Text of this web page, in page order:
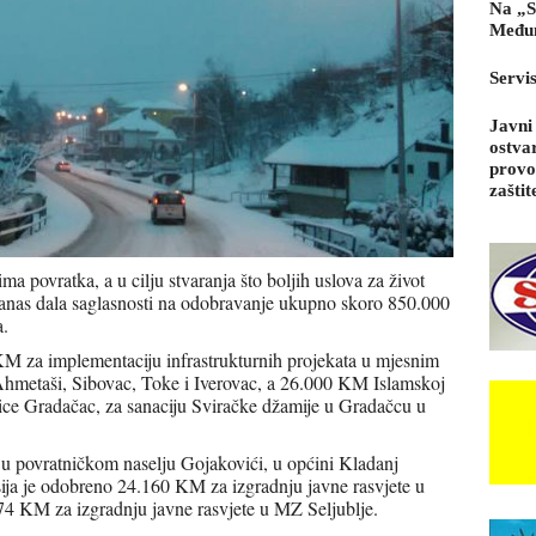
povratka, a u cilju stvaranja što boljih uslova za život
dala saglasnosti na odobravanje ukupno skoro 850.000
za implementaciju infrastrukturnih projekata u mjesnim
Sibovac, Toke i Iverovac, a 26.000 KM Islamskoj
Gradačac, za sanaciju Sviračke džamije u Gradačcu u
povratničkom naselju Gojakovići, u općini Kladanj
je odobreno 24.160 KM za izgradnju javne rasvjete u
KM za izgradnju javne rasvjete u MZ Seljublje.
Na
Javni